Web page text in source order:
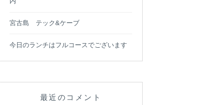
宮古島 テック&ケーブ
今日のランチはフルコースでございます
最近のコメント